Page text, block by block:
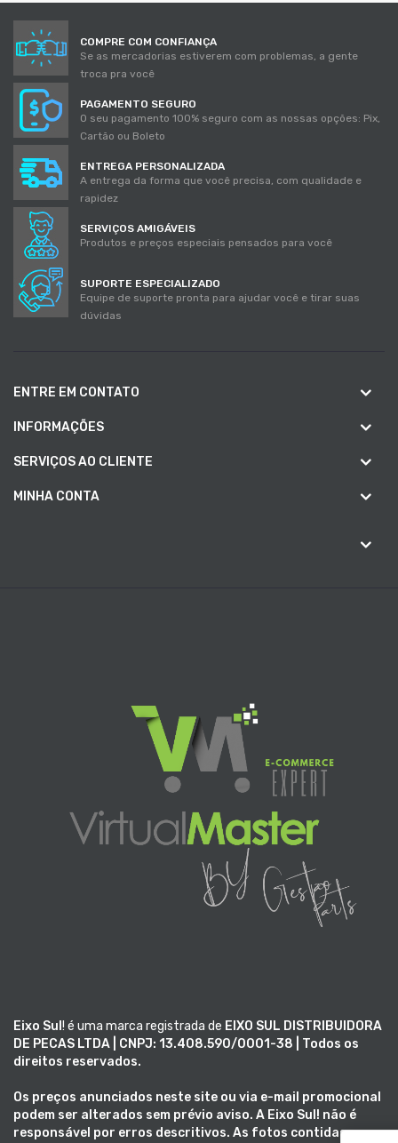
COMPRE COM CONFIANÇA
Se as mercadorias estiverem com problemas, a gente
troca pra você
PAGAMENTO SEGURO
O seu pagamento 100% seguro com as nossas opções: Pix,
Cartão ou Boleto
ENTREGA PERSONALIZADA
A entrega da forma que você precisa, com qualidade e
rapidez
SERVIÇOS AMIGÁVEIS
Produtos e preços especiais pensados para você
SUPORTE ESPECIALIZADO
Equipe de suporte pronta para ajudar você e tirar suas
dúvidas
ENTRE EM CONTATO
INFORMAÇÕES
SERVIÇOS AO CLIENTE
MINHA CONTA
Eixo Sul ! é uma marca registrada de EIXO SUL DISTRIBUIDORA
DE PECAS LTDA | CNPJ: 13.408.590/0001-38 | Todos os
direitos reservados.
Os preços anunciados neste site ou via e-mail promocional
podem ser alterados sem prévio aviso. A Eixo Sul! não é
responsável por erros descritivos. As fotos contidas